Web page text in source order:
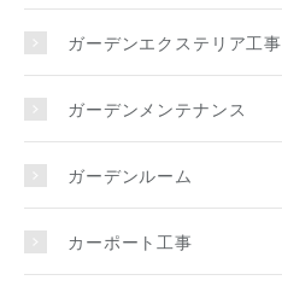
ガーデンエクステリア工事
ガーデンメンテナンス
ガーデンルーム
カーポート工事